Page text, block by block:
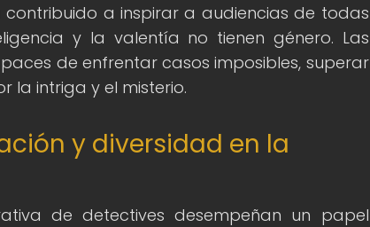
a inspirar a audiencias de todas
y la valentía no tienen género. Las
de enfrentar casos imposibles, superar
la intriga y el misterio.
y diversidad en la
de detectives desempeñan un papel